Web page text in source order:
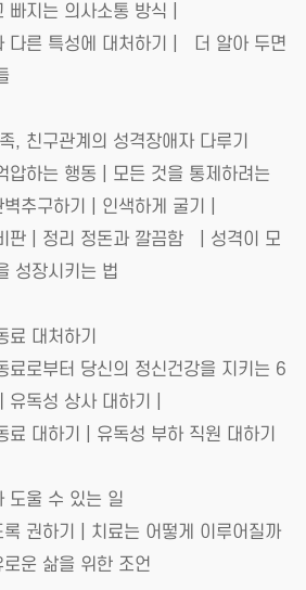
빠지는 의사소통 방식 |
다른 특성에 대처하기 | 더 알아 두면
, 친구관계의 성격장애자 다루기
압하는 행동 | 모든 것을 통제하려는
추구하기 | 인색하게 굴기 |
판 | 정리 정돈과 깔끔함 | 성격이 모
성장시키는 법
료 대처하기
료로부터 당신의 정신건강을 지키는 6
유독성 상사 대하기 |
료 대하기 | 유독성 부하 직원 대하기
도울 수 있는 일
록 권하기 | 치료는 어떻게 이루어질까
로운 삶을 위한 조언